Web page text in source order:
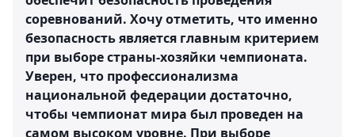
соревнований. Хочу отметить, что именно
безопасность является главным критерием
при выборе страны-хозяйки чемпионата.
Уверен, что профессионализма
национальной федерации достаточно,
чтобы чемпионат мира был проведен на
самом высоком уровне. При выборе